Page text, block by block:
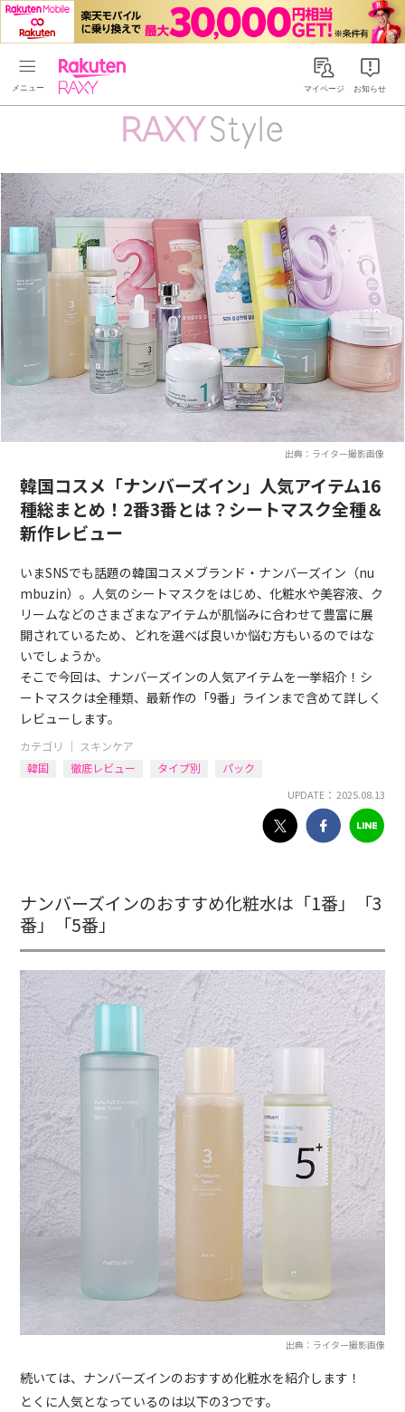
Rakuten RAXYマイページ お知らせ
出典：ライター撮影画像
韓国コスメ「ナンバーズイン」人気アイテム16
種総まとめ！2番3番とは？シートマスク全種＆
新作レビュー
いまSNSでも話題の韓国コスメブランド・ナンバーズイン（nu
mbuzin）。人気のシートマスクをはじめ、化粧水や美容液、ク
リームなどのさまざまなアイテムが肌悩みに合わせて豊富に展
開されているため、どれを選べば良いか悩む方もいるのではな
いでしょうか。
そこで今回は、ナンバーズインの人気アイテムを一挙紹介！シ
ートマスクは全種類、最新作の「9番」ラインまで含めて詳しく
レビューします。
カテゴリ ｜ スキンケア
韓国
徹底レビュー タイプ別 パック
UPDATE： 2025.08.13
ナンバーズインのおすすめ化粧水は「1番」「3
番」「5番」
出典：ライター撮影画像
続いては、ナンバーズインのおすすめ化粧水を紹介します！
とくに人気となっているのは以下の3つです。